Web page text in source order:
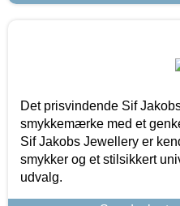
Det prisvindende Sif
smykkemærke med et
Sif Jakobs Jewellery er
smykker og et stilsikkert
udvalg.